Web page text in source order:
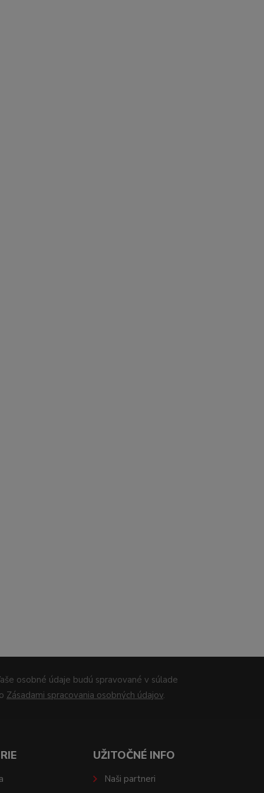
osobné údaje budú spravované v súlade
Zásadami spracovania osobných údajov.
UŽITOČNÉ INFO
Naši partneri